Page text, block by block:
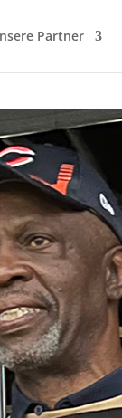
Partner